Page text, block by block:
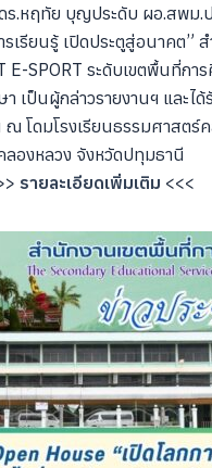
.หฤทัย บุญประดับ ผอ.สพม.
เรียนรู้ เปิดประตูสู่อนาคต
SPORT ระดับเขตพื้นที่ก
เป็นผู้กล่าวรายงานฯ และ
โดมโรงเรียนธรรมศาสตร์
ลองหลวง จังหวัดปทุมธานี
รายละเอียดเพิ่มเติม <<<